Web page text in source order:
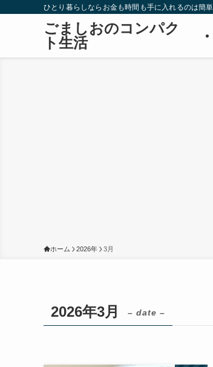
ひとり暮らしならお金も時間も手に入れるのは簡単
ごましおのコンパク
ト生活
ホーム 2026年 3月
2026年3月 – date –